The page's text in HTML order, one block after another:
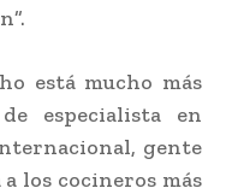
está mucho más
especialista en
gente
los cocineros más